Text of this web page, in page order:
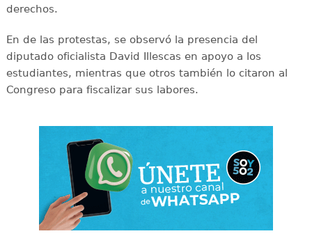
derechos.
En de las protestas, se observó la presencia del
diputado oficialista David Illescas en apoyo a los
estudiantes, mientras que otros también lo citaron al
Congreso para fiscalizar sus labores.